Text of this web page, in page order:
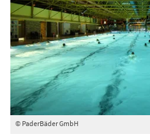
© PaderBäder GmbH